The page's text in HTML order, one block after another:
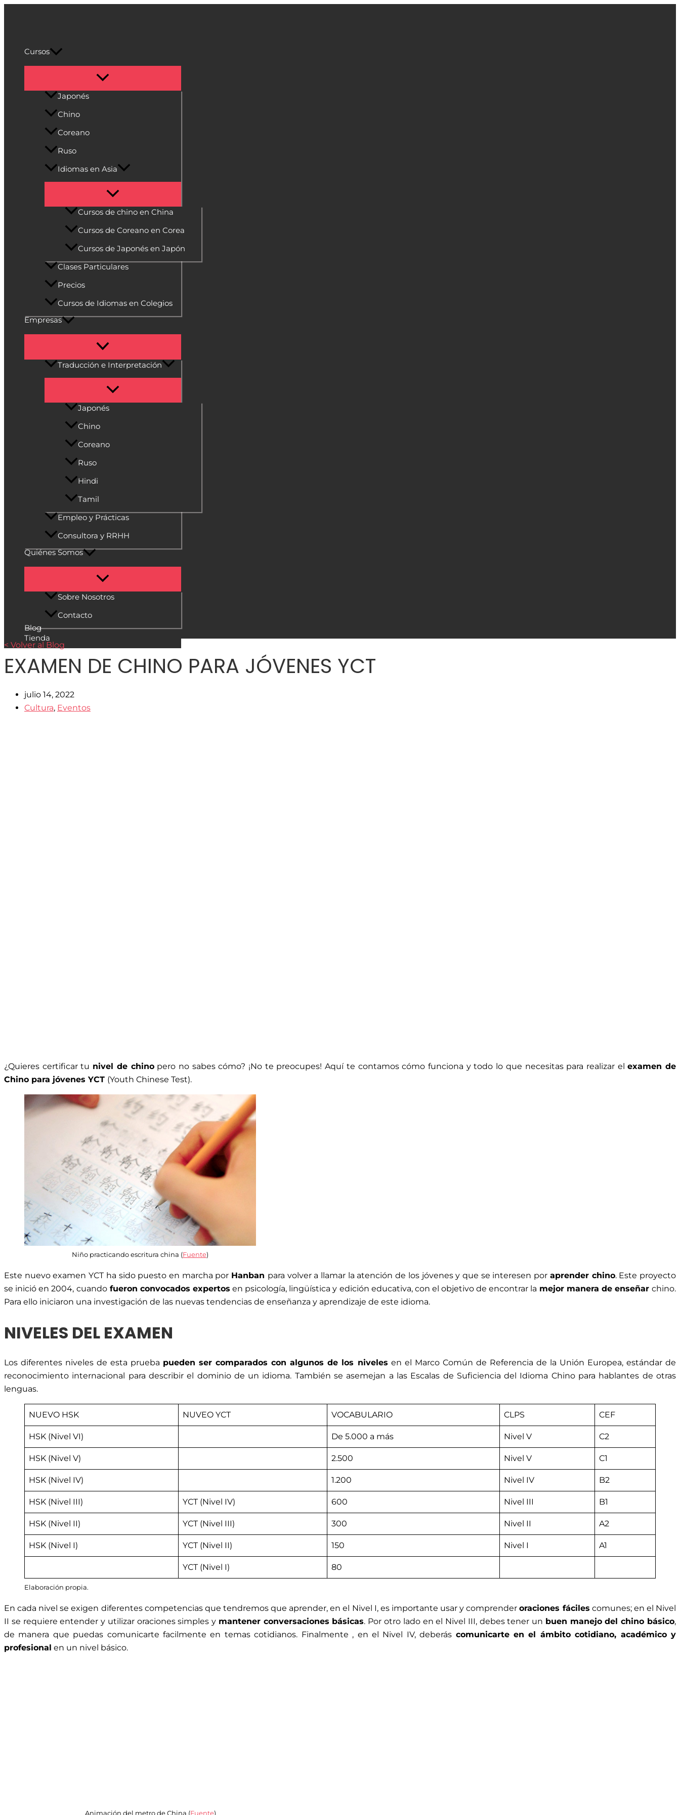
Ir
Cursos
Alternar
Japonés
Chino
Coreano
Ruso
Idiomas en Asia
Alternar
Cursos de chino en China
Cursos de Coreano en Corea
Cursos de Japonés en Japón
Clases Particulares
Precios
Cursos de Idiomas en Colegios
Empresas
Alternar
Traducción e Interpretación
Alternar
Japonés
Chino
Coreano
Ruso
Hindi
Tamil
Empleo y Prácticas
Consultora y RRHH
Quiénes Somos
Alternar
Sobre Nosotros
Contacto
Blog
Tienda
< Volver al Blog
EXAMEN DE CHINO PARA JÓVENES YCT
julio 14, 2022
Cultura, Eventos
¿Quieres certificar tu nivel de chinopero no sabes cómo? ¡No te preocupes! Aquí te contamos cómo funciona y todo lo que necesitas para realizar elexamen de
Chino para jóvenes YCT (Youth Chinese Test).
Niño practicando escritura china (Fuente)
Este nuevo examen YCT ha sido puesto en marcha por Hanban para volver a llamar la atención de los jóvenes y que se interesen por aprender chino. Este proyecto
se inició en 2004, cuandofueron convocados expertos en psicología, lingüística y edición educativa, con el objetivo de encontrar la mejor manera de enseñar chino.
Para ello iniciaron una investigación de las nuevas tendencias de enseñanza y aprendizaje de este idioma.
NIVELES DEL EXAMEN
Los diferentes niveles de esta prueba pueden ser comparados con algunos de los niveles en el Marco Común de Referencia de la Unión Europea, estándar de
reconocimiento internacional para describir el dominio de un idioma. También se asemejan a las Escalas de Suficiencia del Idioma Chino para hablantes de otras
lenguas.
NUEVO HSK NUVEO YCT VOCABULARIO CLPS CEF
HSK (Nivel VI) De 5.000 a más Nivel V C2
HSK (Nivel V) 2.500 Nivel V C1
HSK (Nivel IV) 1.200 Nivel IV B2
HSK (Nivel III) YCT (Nivel IV) 600 Nivel III B1
HSK (Nivel II) YCT (Nivel III) 300 Nivel II A2
HSK (Nivel I) YCT (Nivel II) 150 Nivel I A1
YCT (Nivel I) 80
Elaboración propia.
En cada nivel se exigen diferentes competencias que tendremos que aprender, en el Nivel I, es importante usar y comprenderoraciones fáciles comunes; en el Nivel
II se requiere entender y utilizar oraciones simples y mantener conversaciones básicas. Por otro lado en el Nivel III, debes tener un buen manejo del chino básico,
de manera que puedas comunicarte facilmente en temas cotidianos. Finalmente , en el Nivel IV, deberás comunicarte en el ámbito cotidiano, académico y
profesional en un nivel básico.
Animación del metro de China (Fuente)